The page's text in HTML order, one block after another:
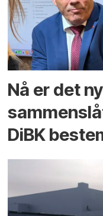
Nå er det
DiBK